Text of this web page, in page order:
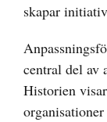
skapar
central del av
Historien